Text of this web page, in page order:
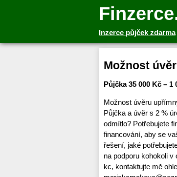
Inzerce půjček zdarma
Možnost
Půjčka 35 000 Kč – 1
Možnost úvěru
Půjčka a úvěr s 2 %
odmítlo? Potřebujete
financování, aby se
řešení, jaké
na podporu kohokoli
kc, kontaktujte mě